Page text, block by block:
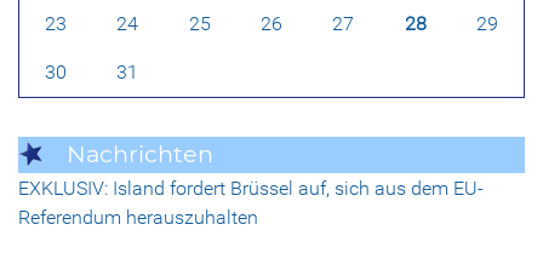
23 24 25 26 27 28 29
30 31
Nachrichten
EXKLUSIV: Island fordert Brüssel auf, sich aus dem EU-
Referendum herauszuhalten